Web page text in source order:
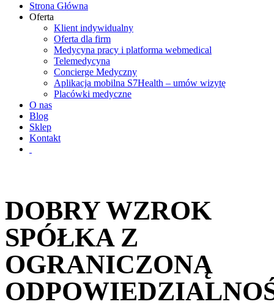
Strona Główna
Oferta
Klient indywidualny
Oferta dla firm
Medycyna pracy i platforma webmedical
Telemedycyna
Concierge Medyczny
Aplikacja mobilna S7Health – umów wizytę
Placówki medyczne
O nas
Blog
Sklep
Kontakt
DOBRY WZROK
SPÓŁKA Z
OGRANICZONĄ